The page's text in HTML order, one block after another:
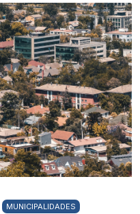
MUNICIPALIDADES